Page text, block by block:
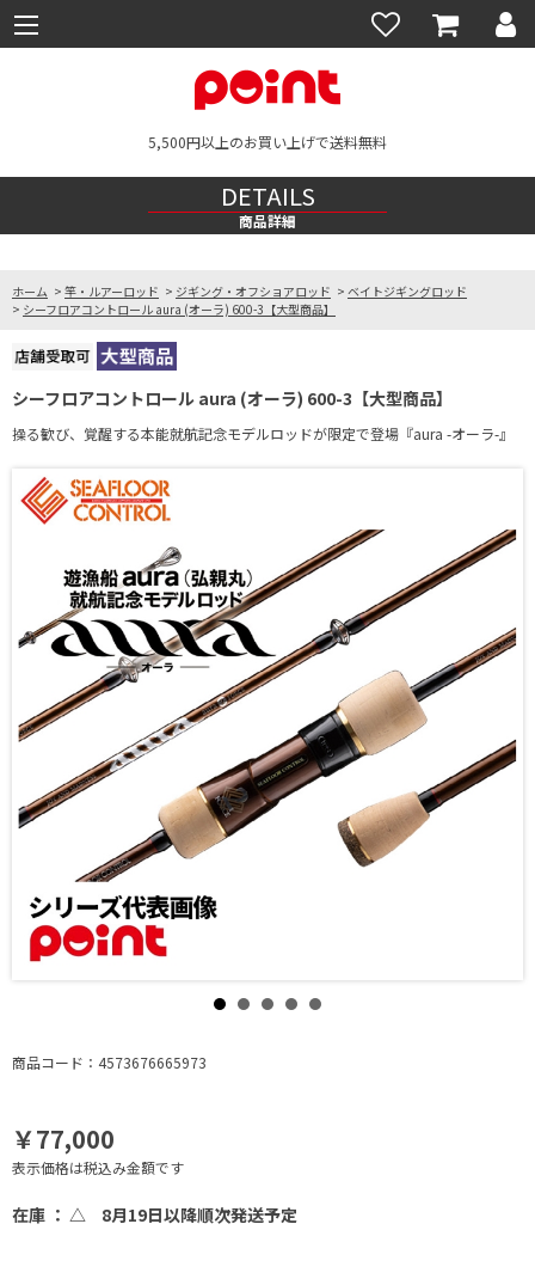
5,500円以上のお買い上げで送料無料
DETAILS
商品詳細
ホーム > 竿・ルアーロッド > ジギング・オフショアロッド > ベイトジギングロッド
> シーフロアコントロール aura (オーラ) 600-3【大型商品】
シーフロアコントロール aura (オーラ) 600-3【大型商品】
操る歓び、覚醒する本能就航記念モデルロッドが限定で登場『aura -オーラ-』
商品コード：4573676665973
￥77,000
表示価格は税込み金額です
在庫 ： △ 8月19日以降順次発送予定